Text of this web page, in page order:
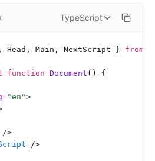
TypeScript
Head, Main, NextScript } from
function Document () {
="en">
/>
/>